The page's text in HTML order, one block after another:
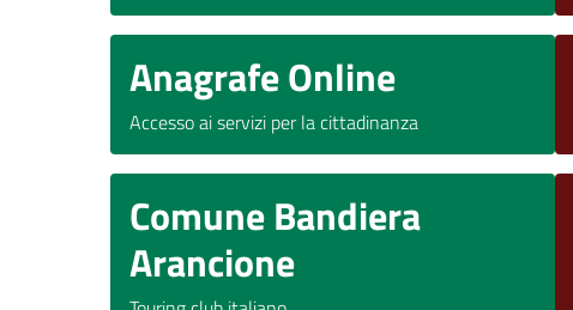
Anagrafe Online
Accesso ai servizi per la cittadinanza
Comune Bandiera
Arancione